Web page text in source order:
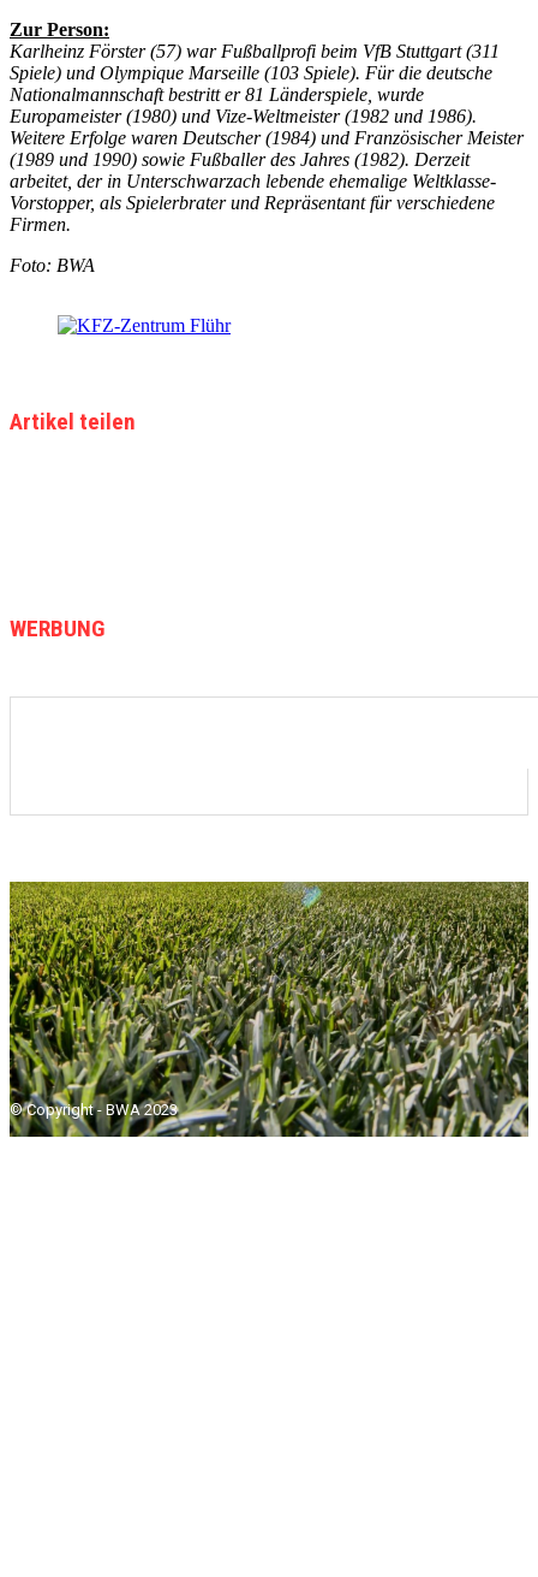
Zur Person:
Karlheinz Förster (57) war Fußballprofi beim VfB Stuttgart (311
Spiele) und Olympique Marseille (103 Spiele). Für die deutsche
Nationalmannschaft bestritt er 81 Länderspiele, wurde
Europameister (1980) und Vize-Weltmeister (1982 und 1986).
Weitere Erfolge waren Deutscher (1984) und Französischer Meister
(1989 und 1990) sowie Fußballer des Jahres (1982). Derzeit
arbeitet, der in Unterschwarzach lebende ehemalige Weltklasse-
Vorstopper, als Spielerbrater und Repräsentant für verschiedene
Firmen.
Foto: BWA
Artikel teilen
WERBUNG
© Copyright - BWA 2023